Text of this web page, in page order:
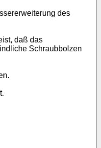
des
daß das
Schraubbolzen